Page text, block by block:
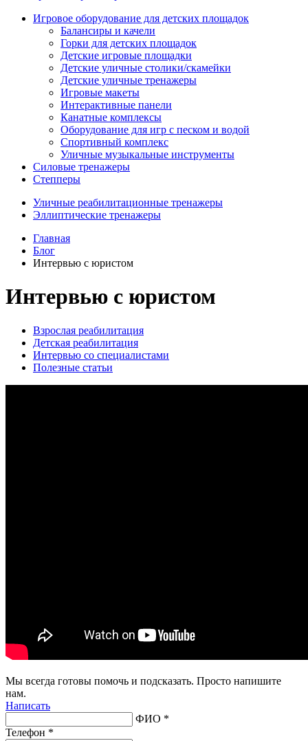
Игровое оборудование для детских площадок
Балансиры и качели
Горки для детских площадок
Детские игровые площадки
Детские уличные столики/скамейки
Детские уличные тренажеры
Игровые макеты
Интерактивные панели
Канатные комплексы
Оборудование для игр с песком и водой
Спортивный комплекс
Уличные музыкальные инструменты
Силовые тренажеры
Степперы
Уличные реабилитационные тренажеры
Эллиптические тренажеры
Главная
Блог
Интервью с юристом
Интервью с юристом
Взрослая реабилитация
Детская реабилитация
Интервью со специалистами
Полезные статьи
Мы всегда готовы помочь и подсказать. Просто напишите
нам.
Написать
ФИО *
Телефон *